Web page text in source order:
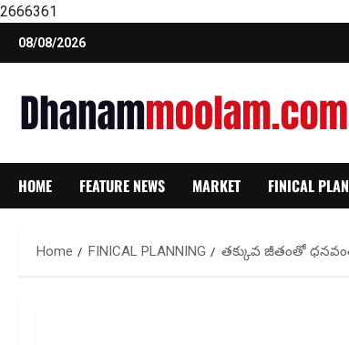
2666361
Skip
08/08/2026
HOME FEATURE NEWS MARKET FINICAL
Home FINICAL PLANNING త‌క్కువ జీతంతో